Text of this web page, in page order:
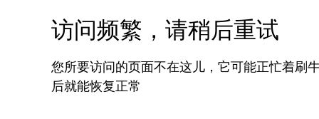
访问频繁，请稍后重试
您所要访问的页面不在这儿，它可能正忙着刷
后就能恢复正常